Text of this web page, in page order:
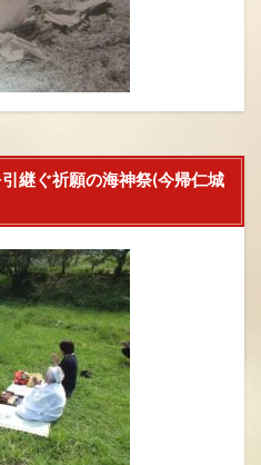
継ぐ祈願の海神祭(今帰仁城